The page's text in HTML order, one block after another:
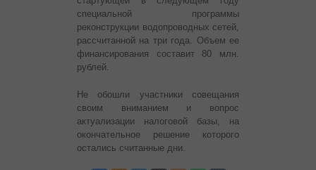
специальной программы
реконструкции водопроводных сетей,
рассчитанной на три года. Объем ее
финансирования составит 80 млн.
рублей.
Не обошли участники совещания
своим вниманием и вопрос
актуализации налоговой базы, на
окончательное решение которого
остались считанные дни.